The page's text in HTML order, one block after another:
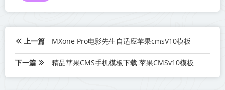
上一篇 MXone Pro电影先生自适应苹果cmsV10模板
下一篇 精品苹果CMS手机模板下载 苹果CMSv10模板